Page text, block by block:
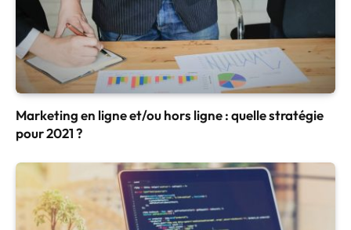
Marketing en ligne et/ou hors ligne : quelle stratégie
pour 2021 ?